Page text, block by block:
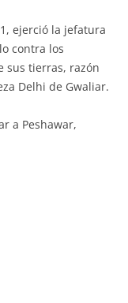
ejerció la jefatura
contra los
sus tierras, razón
Delhi de Gwaliar.
a Peshawar,